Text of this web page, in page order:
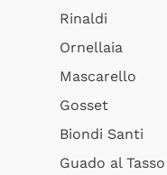
Rinaldi
Ornellaia
Mascarello
Gosset
Biondi Santi
Guado al Tasso